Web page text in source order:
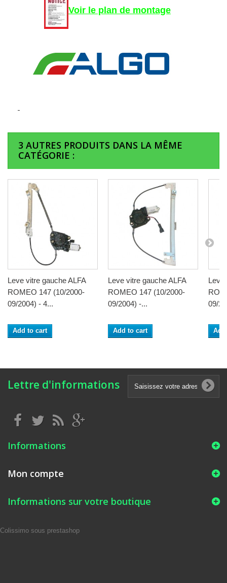
Voir le plan de montage
3 AUTRES PRODUITS DANS LA MÊME
CATÉGORIE :
Leve vitre gauche ALFA
ROMEO 147 (10/2000-
09/2004) - 4...
Add to cart
Leve vitre gauche ALFA
ROMEO 147 (10/2000-
09/2004) -...
Add to cart
Leve
09/
Lettre d'informations
Informations
Mon compte
Informations sur votre boutique
Colissimo sous prestashop